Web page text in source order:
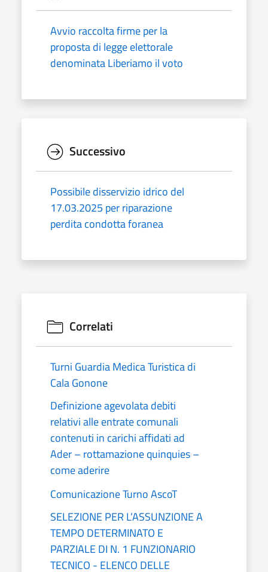
Avvio raccolta firme per la
proposta di legge elettorale
denominata Liberiamo il voto
Successivo
Possibile disservizio idrico del
17.03.2025 per riparazione
perdita condotta foranea
Correlati
Turni Guardia Medica Turistica di
Cala Gonone
Definizione agevolata debiti
relativi alle entrate comunali
contenuti in carichi affidati ad
Ader – rottamazione quinquies –
come aderire
Comunicazione Turno AscoT
SELEZIONE PER L’ASSUNZIONE A
TEMPO DETERMINATO E
PARZIALE DI N. 1 FUNZIONARIO
TECNICO - ELENCO DELLE